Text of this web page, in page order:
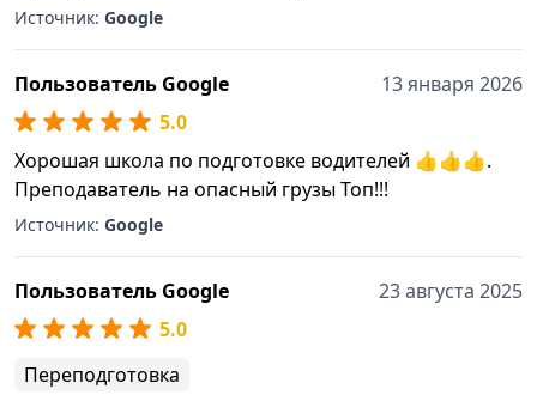
Источник: Google
Пользователь Google
13 января 2026
5.0
Хорошая школа по подготовке водителей 👍👍👍.
Преподаватель на опасный грузы Топ!!!
Источник: Google
Пользователь Google
23 августа 2025
5.0
Переподготовка